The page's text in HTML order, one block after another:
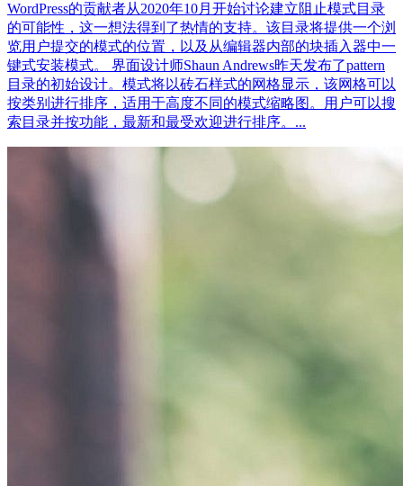
WordPress的贡献者从2020年10月开始讨论建立阻止模式目录
的可能性，这一想法得到了热情的支持。该目录将提供一个浏
览用户提交的模式的位置，以及从编辑器内部的块插入器中一
键式安装模式。 界面设计师Shaun Andrews昨天发布了pattern
目录的初始设计。模式将以砖石样式的网格显示，该网格可以
按类别进行排序，适用于高度不同的模式缩略图。用户可以搜
索目录并按功能，最新和最受欢迎进行排序。...